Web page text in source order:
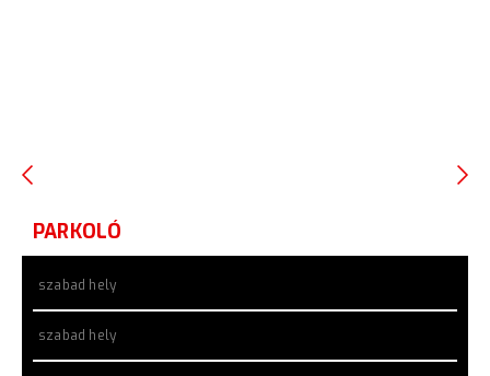
PARKOLÓ
szabad hely
szabad hely